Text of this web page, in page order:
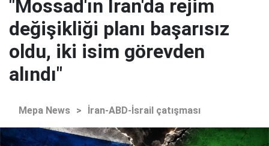
"Mossad'ın İran'da rejim
değişikliği planı başarısız
oldu, iki isim görevden
alındı"
Mepa News > İran-ABD-İsrail çatışması